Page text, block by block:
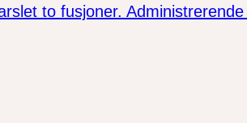
to fusjoner.